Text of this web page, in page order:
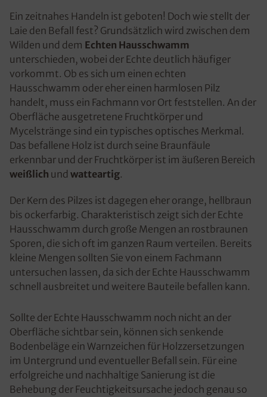
Ein zeitnahes Handeln ist geboten! Doch wie stellt der
Laie den Befall fest? Grundsätzlich wird zwischen dem
Wilden und dem Echten Hausschwamm
unterschieden, wobei der Echte deutlich häufiger
vorkommt. Ob es sich um einen echten
Hausschwamm oder eher einen harmlosen Pilz
handelt, muss ein Fachmann vor Ort feststellen. An der
Oberfläche ausgetretene Fruchtkörper und
Mycelstränge sind ein typisches optisches Merkmal.
Das befallene Holz ist durch seine Braunfäule
erkennbar und der Fruchtkörper ist im äußeren Bereich
weißlich und watteartig.
Der Kern des Pilzes ist dagegen eher orange, hellbraun
bis ockerfarbig. Charakteristisch zeigt sich der Echte
Hausschwamm durch große Mengen an rostbraunen
Sporen, die sich oft im ganzen Raum verteilen. Bereits
kleine Mengen sollten Sie von einem Fachmann
untersuchen lassen, da sich der Echte Hausschwamm
schnell ausbreitet und weitere Bauteile befallen kann.
Sollte der Echte Hausschwamm noch nicht an der
Oberfläche sichtbar sein, können sich senkende
Bodenbeläge ein Warnzeichen für Holzzersetzungen
im Untergrund und eventueller Befall sein. Für eine
erfolgreiche und nachhaltige Sanierung ist die
Behebung der Feuchtigkeitsursache jedoch genau so